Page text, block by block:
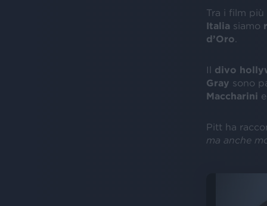
Tra i film
Italia siamo
d’Oro
Il divo
Gray sono
Maccharini
Pitt ha
ma anche